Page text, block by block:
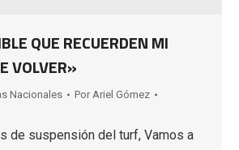
QUE RECUERDEN MI
VOLVER»
Nacionales Por Ariel Gómez
de suspensión del turf, Vamos a